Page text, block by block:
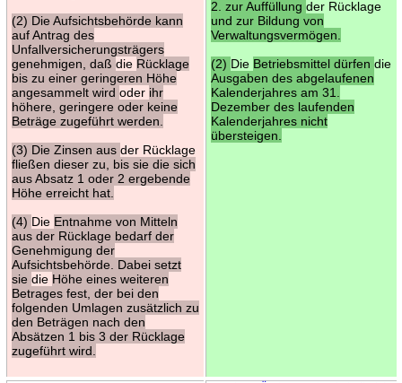
(2) Die Aufsichtsbehörde kann
auf Antrag des
Unfallversicherungsträgers
genehmigen, daß die Rücklage
bis zu einer geringeren Höhe
angesammelt wird oder ihr
höhere, geringere oder keine
Beträge zugeführt werden.
(3) Die Zinsen aus der Rücklage
fließen dieser zu, bis sie die sich
aus Absatz 1 oder 2 ergebende
Höhe erreicht hat.
(4) Die Entnahme von Mitteln
aus der Rücklage bedarf der
Genehmigung der
Aufsichtsbehörde. Dabei setzt
sie die Höhe eines weiteren
Betrages fest, der bei den
folgenden Umlagen zusätzlich zu
den Beträgen nach den
Absätzen 1 bis 3 der Rücklage
zugeführt wird.
2. zur Auffüllung der Rücklage
und zur Bildung von
Verwaltungsvermögen.
(2) Die Betriebsmittel dürfen die
Ausgaben des abgelaufenen
Kalenderjahres am 31.
Dezember des laufenden
Kalenderjahres nicht
übersteigen.